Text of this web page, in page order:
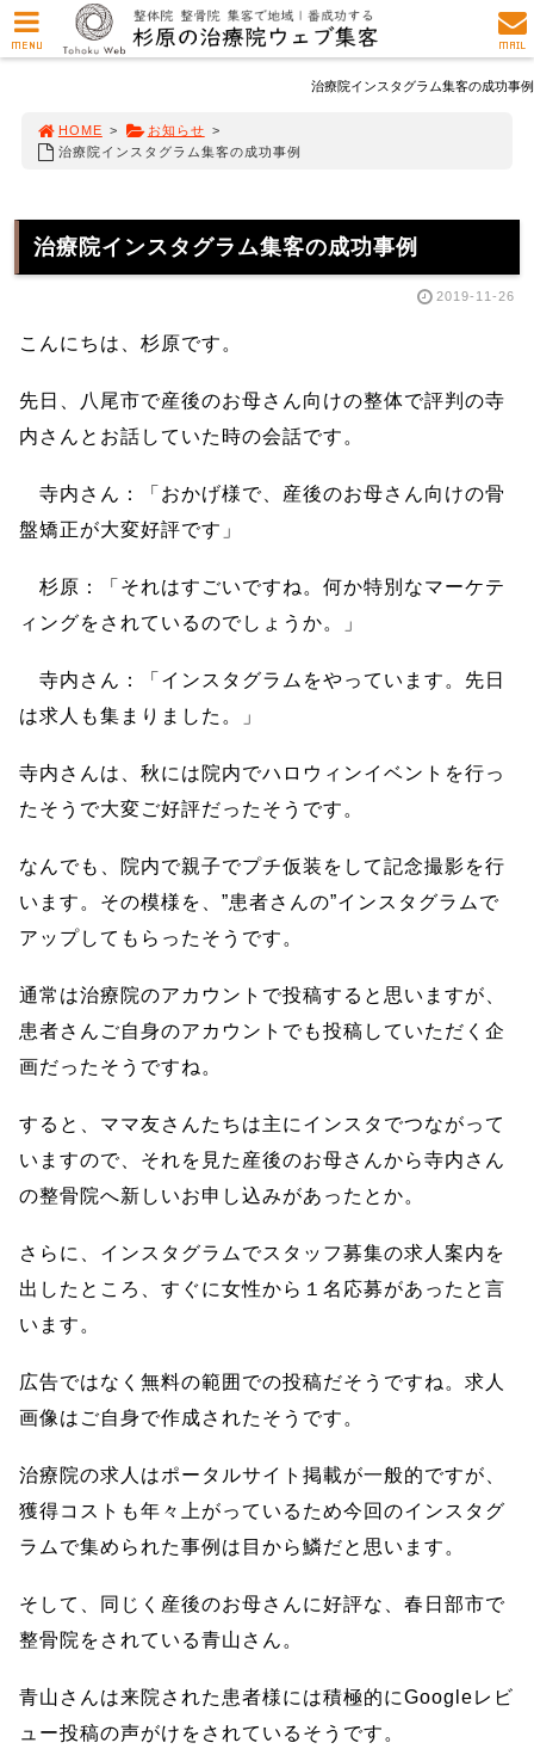
治療院インスタグラム集客の成功事例
HOME > お知らせ >
治療院インスタグラム集客の成功事例
治療院インスタグラム集客の成功事例
2019-11-26
こんにちは、杉原です。
先日、八尾市で産後のお母さん向けの整体で評判の寺
内さんとお話していた時の会話です。
寺内さん：「おかげ様で、産後のお母さん向けの骨
盤矯正が大変好評です」
杉原：「それはすごいですね。何か特別なマーケテ
ィングをされているのでしょうか。」
寺内さん：「インスタグラムをやっています。先日
は求人も集まりました。」
寺内さんは、秋には院内でハロウィンイベントを行っ
たそうで大変ご好評だったそうです。
なんでも、院内で親子でプチ仮装をして記念撮影を行
います。その模様を、”患者さんの”インスタグラムで
アップしてもらったそうです。
通常は治療院のアカウントで投稿すると思いますが、
患者さんご自身のアカウントでも投稿していただく企
画だったそうですね。
すると、ママ友さんたちは主にインスタでつながって
いますので、それを見た産後のお母さんから寺内さん
の整骨院へ新しいお申し込みがあったとか。
さらに、インスタグラムでスタッフ募集の求人案内を
出したところ、すぐに女性から１名応募があったと言
います。
広告ではなく無料の範囲での投稿だそうですね。求人
画像はご自身で作成されたそうです。
治療院の求人はポータルサイト掲載が一般的ですが、
獲得コストも年々上がっているため今回のインスタグ
ラムで集められた事例は目から鱗だと思います。
そして、同じく産後のお母さんに好評な、春日部市で
整骨院をされている青山さん。
青山さんは来院された患者様には積極的にGoogleレビ
ュー投稿の声がけをされているそうです。
MENU MAIL